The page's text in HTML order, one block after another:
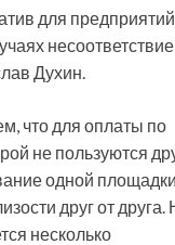
для
несоответствие
Духин.
что для оплаты по
не пользуются
одной площадки
друг от друга.
несколько